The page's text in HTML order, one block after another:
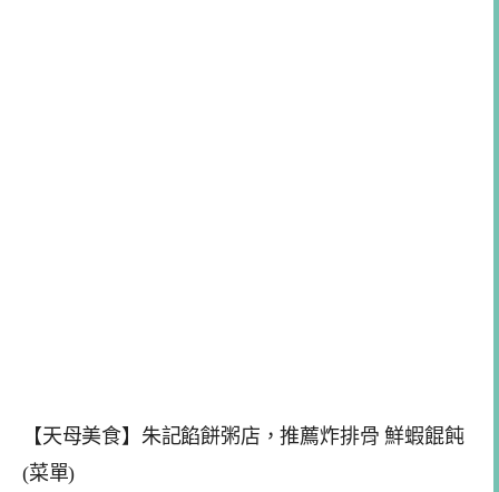
【天母美食】朱記餡餅粥店，推薦炸排骨 鮮蝦餛飩
(菜單)